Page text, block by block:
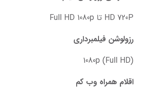
HD 720P تا Full HD 1080p
رزولوشن فیلمبرداری
1080p (Full HD)
اقلام همراه وب کم